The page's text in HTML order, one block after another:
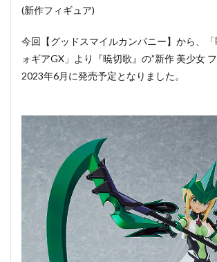
(新作フィギュア)
今回【グッドスマイルカンパニー】から、
ォギアGX」より『暁切歌』の”新作 美少女
2023年6月に発売予定となりました。